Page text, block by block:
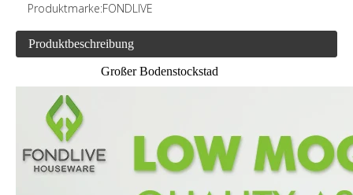
Produktmarke:FONDLIVE
Produktbeschreibung
Großer Bodenstockstad